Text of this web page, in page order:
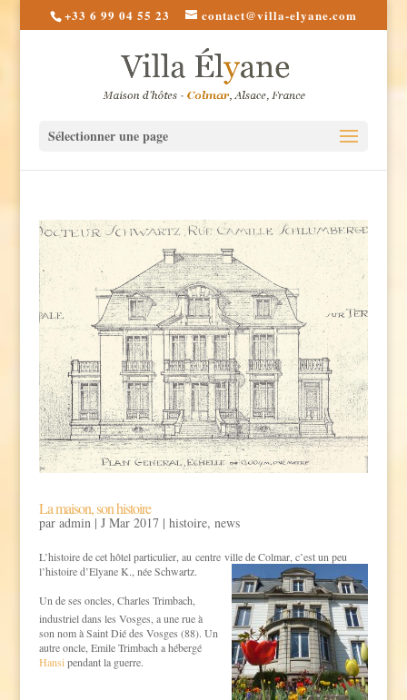
+33 6 99 04 55 23 contact@villa-elyane.com
Sélectionner une page
La maison, son histoire
par admin| J Mar 2017| histoire, news
L’histoire de cet hôtel particulier, au centre ville de Colmar, c’est un peu
l’histoire d’ElyaneK., née Schwartz.
Un de ses oncles, Charles Trimbach
industriel dans les Vosges, a une rue à
son nom à Saint Dié des Vosges (88). Un
autre oncle, Emile Trimbach a hébergé
Hansipendant la guerre.